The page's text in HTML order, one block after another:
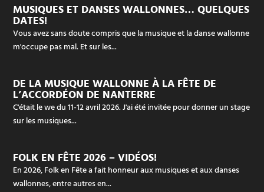
MUSIQUES ET DANSES WALLONNES… QUELQUES
DATES!
Vous avez sans doute compris que la musique et la danse wallonne
m'occupe pas mal. Et sur les...
DE LA MUSIQUE WALLONNE À LA FÊTE DE
L’ACCORDÉON DE NANTERRE
C'était le we du 11-12 avril 2026. J'ai été invitée pour donner un stage
sur les musiques...
FOLK EN FÊTE 2026 – VIDÉOS!
En 2026, Folk en Fête a fait honneur aux musiques et aux danses
wallonnes, entre autres en...